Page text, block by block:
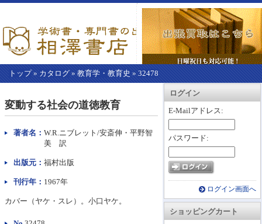
トップ» カタログ » 教育学・教育史 » 32478
カートを見る
ログイン
E-Mailアドレス:
パスワード:
ログイン画面へ
ショッピングカート
こ
か
本
変動する社会の道徳教育
著者名： W.R.ニブレット/安斎伸・平野智
美 訳
出版元： 福村出版
刊行年： 1967年
カバー（ヤケ・スレ）。小口ヤケ。